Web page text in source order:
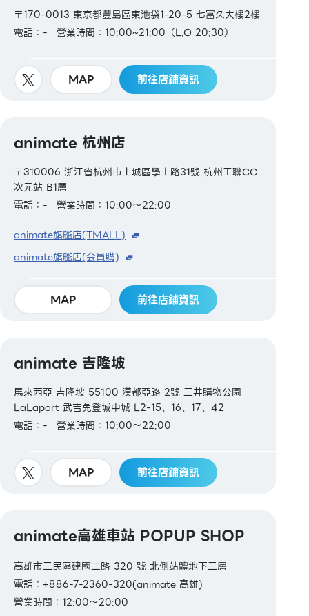
〒170-0013 東京都豐島區東池袋1-20-5 七富久大樓2樓
電話：-
營業時間：10:00~21:00（L.O 20:30）
MAP 前往店鋪資訊
animate 杭州店
〒310006 浙江省杭州市上城區學士路31號 杭州工聯CC
次元站 B1層
電話：-
營業時間：10:00～22:00
animate旗艦店(TMALL)
animate旗艦店(会員購)
MAP 前往店鋪資訊
animate 吉隆坡
馬來西亞 吉隆坡 55100 漢都亞路 2號 三井購物公園
LaLaport 武吉免登城中城 L2-15、16、17、42
電話：-
營業時間：10:00～22:00
MAP 前往店鋪資訊
animate高雄車站 POPUP SHOP
高雄市三民區建國二路 320 號 北側站體地下三層
電話：+886-7-2360-320(animate 高雄)
營業時間：12:00～20:00